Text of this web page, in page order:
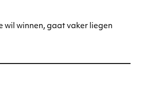
wil winnen, gaat vaker liegen